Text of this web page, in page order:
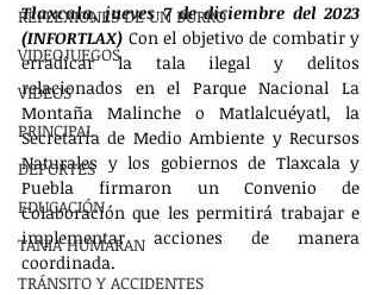
REFLEXIONES DE UN BURRO
VIDEOJUEGOS
VIDEOS
PRINCIPAL
DEPORTES
EDUCACIÓN
TANIA HUMARAN
TRÁNSITO Y ACCIDENTES
Tlaxcala, jueves 7 de diciembre del 2023
(INFORTLAX) Con el objetivo de combatir y
erradicar la tala ilegal y delitos
relacionados en el Parque Nacional La
Montaña Malinche o Matlalcuéyatl, la
Secretaría de Medio Ambiente y Recursos
Naturales y los gobiernos de Tlaxcala y
Puebla firmaron un Convenio de
Colaboración que les permitirá trabajar e
implementar acciones de manera
coordinada.